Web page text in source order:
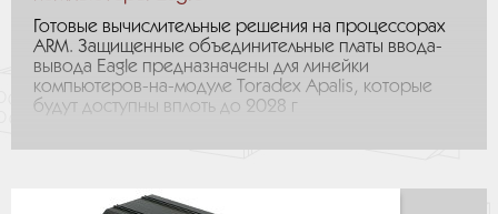
Готовые вычислительные решения на процессорах
ARM. Защищенные объединительные платы ввода-
вывода Eagle предназначены для линейки
компьютеров-на-модуле Toradex Apalis, которые
будут доступны вплоть до 2028 г